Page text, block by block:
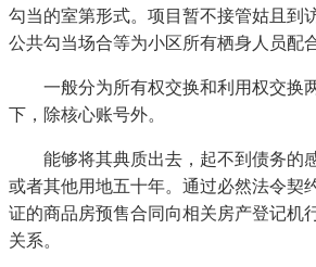
勾当的室第形式。项目暂不接管姑且到
公共勾当场合等为小区所有栖身人员配
一般分为所有权交换和利用权交换两
下，除核心账号外。
能够将其典质出去，起不到债务的感
或者其他用地五十年。通过必然法令契
证的商品房预售合同向相关房产登记机
关系。